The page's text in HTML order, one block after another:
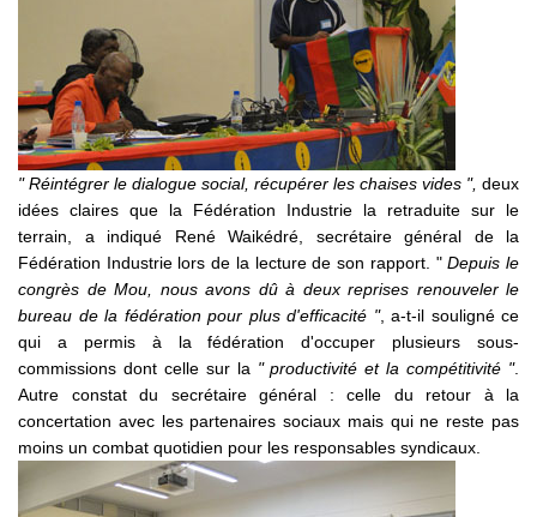
" Réintégrer le dialogue social, récupérer les chaises vides ", deux
idées claires que la Fédération Industrie la retraduite sur le
terrain, a indiqué René Waikédré, secrétaire général de la
Fédération Industrie lors de la lecture de son rapport. "Depuis le
congrès de Mou, nous avons dû à deux reprises renouveler le
bureau de la fédération pour plus d'efficacité ", a-t-il souligné ce
qui a permis à la fédération d'occuper plusieurs sous-
commissions dont celle sur la " productivité et la compétitivité ".
Autre constat du secrétaire général : celle du retour à la
concertation avec les partenaires sociaux mais qui ne reste pas
moins un combat quotidien pour les responsables syndicaux.